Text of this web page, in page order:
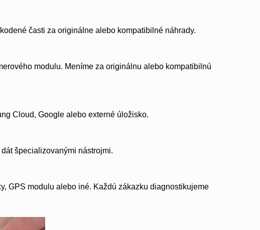
časti za originálne alebo kompatibilné náhrady.
modulu. Meníme za originálnu alebo kompatibilnú
Cloud, Google alebo externé úložisko.
špecializovanými nástrojmi.
GPS modulu alebo iné. Každú zákazku diagnostikujeme